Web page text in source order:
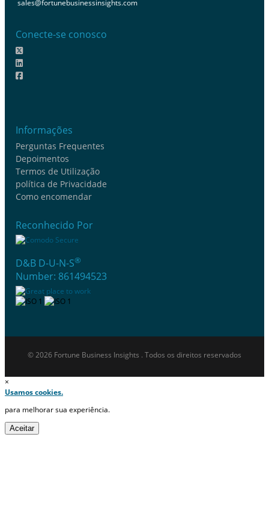
sales@fortunebusinessinsights.com
Conecte-se conosco
Informações
Perguntas Frequentes
Depoimentos
Termos de Utilização
política de Privacidade
Como encomendar
Reconhecido Por
D&B D-U-N-S®
Number: 861494523
© 2026 Fortune Business Insights . Todos os direitos reservados
×
Usamos cookies.
para melhorar sua experiência.
Aceitar